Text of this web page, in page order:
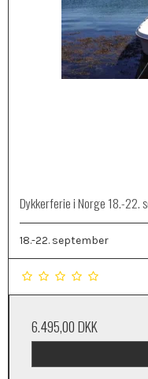
Dykkerferie i Norge 18.-22.
18.-22. september
6.495,00 DKK